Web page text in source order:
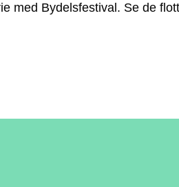
med Bydelsfestival. Se de